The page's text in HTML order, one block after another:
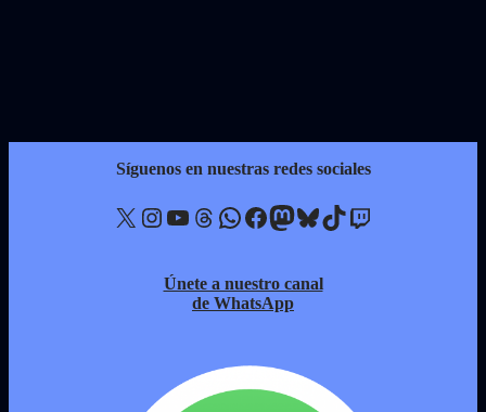
Síguenos en nuestras redes sociales
X Instagram YouTube Threads WhatsApp Facebook Mastodon Bluesky TikTok Twitch
Únete a nuestro canal
de WhatsApp